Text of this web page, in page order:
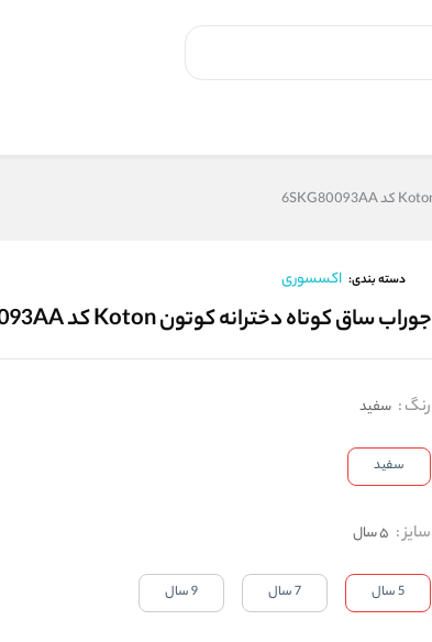
دسته بندی: اکسسوری
جوراب ساق کوتاه دخترانه کوتون Koton کد 6SKG80093AA
رنگ: سفید
سفید
سایز: 5 سال
5 سال 7 سال 9 سال